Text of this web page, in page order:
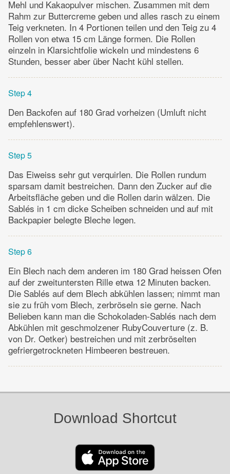
Mehl und Kakaopulver mischen. Zusammen mit dem
Rahm zur Buttercreme geben und alles rasch zu einem
Teig verkneten. In 4 Portionen teilen und den Teig zu 4
Rollen von etwa 15 cm Länge formen. Die Rollen
einzeln in Klarsichtfolie wickeln und mindestens 6
Stunden, besser aber über Nacht kühl stellen.
Step 4
Den Backofen auf 180 Grad vorheizen (Umluft nicht
empfehlenswert).
Step 5
Das Eiweiss sehr gut verquirlen. Die Rollen rundum
sparsam damit bestreichen. Dann den Zucker auf die
Arbeitsfläche geben und die Rollen darin wälzen. Die
Sablés in 1 cm dicke Scheiben schneiden und auf mit
Backpapier belegte Bleche legen.
Step 6
Ein Blech nach dem anderen im 180 Grad heissen Ofen
auf der zweituntersten Rille etwa 12 Minuten backen.
Die Sablés auf dem Blech abkühlen lassen; nimmt man
sie zu früh vom Blech, zerbröseln sie gerne. Nach
Belieben kann man die Schokoladen-Sablés nach dem
Abkühlen mit geschmolzener RubyCouverture (z. B.
von Dr. Oetker) bestreichen und mit zerbröselten
gefriergetrockneten Himbeeren bestreuen.
Download Shortcut